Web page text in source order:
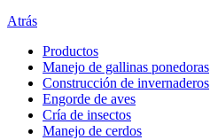
Atrás
Productos
Manejo de gallinas ponedoras
Construcción de invernaderos
Engorde de aves
Cría de insectos
Manejo de cerdos